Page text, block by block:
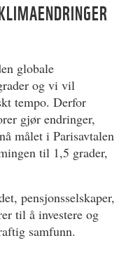
globale
og vi vil
tempo. Derfor
gjør endringer,
målet i Parisavtalen
til 1,5 grader,
pensjonsselskaper,
til å investere og
samfunn.